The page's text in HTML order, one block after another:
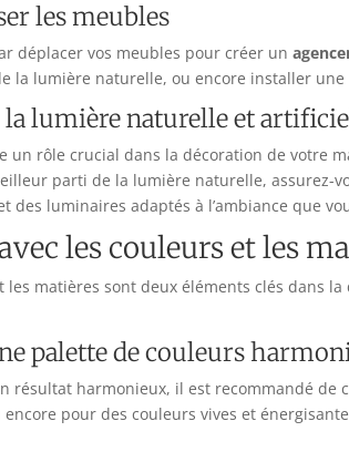
les meubles
déplacer vos meubles pour créer un
la lumière naturelle, ou encore installer
lumière naturelle et
un rôle crucial dans la décoration de votre
parti de la lumière naturelle, assurez-
des luminaires adaptés à l’ambiance que
les couleurs et les
les matières sont deux éléments clés dans
palette de couleurs
résultat harmonieux, il est recommandé de
encore pour des couleurs vives et